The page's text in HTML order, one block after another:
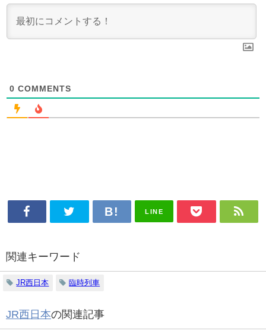
0 COMMENTS
LINE
関連キーワード
JR西日本 臨時列車
JR西日本の関連記事